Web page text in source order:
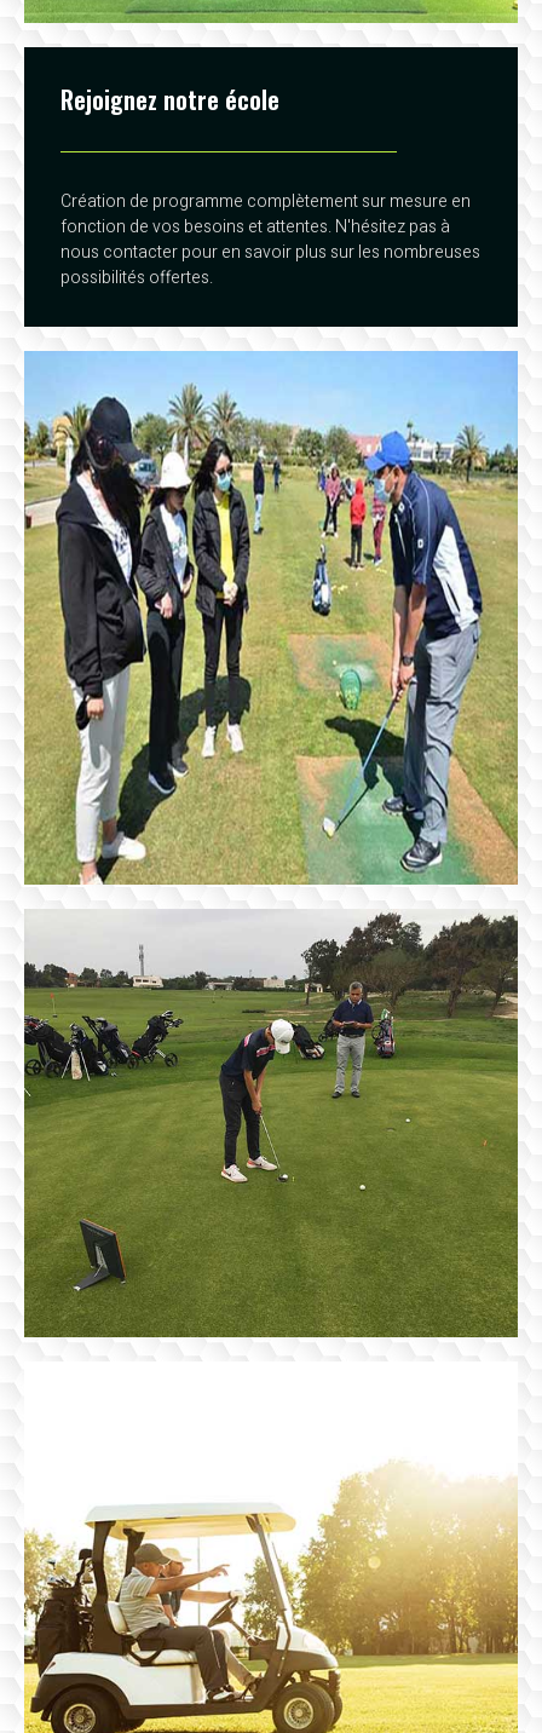
Rejoignez notre école
Création de programme complètement sur mesure en
fonction de vos besoins et attentes. N'hésitez pas à
nous contacter pour en savoir plus sur les nombreuses
possibilités offertes.